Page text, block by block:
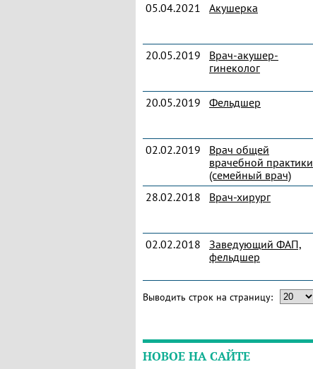
05.04.2021 Акушерка
20.05.2019
Врач-акушер-
гинеколог
20.05.2019 Фельдшер
02.02.2019
Врач общей
врачебной практики
(семейный врач)
28.02.2018 Врач-хирург
02.02.2018
Заведующий ФАП,
фельдшер
Выводить строк на страницу:
НОВОЕ НА САЙТЕ